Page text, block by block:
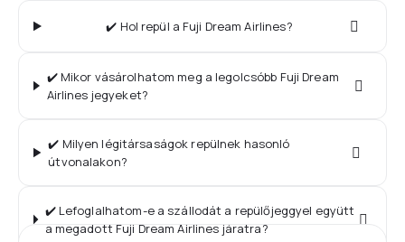
✔️ Hol repül a Fuji Dream Airlines?
✔️ Mikor vásárolhatom meg a legolcsóbb Fuji Dream
Airlines jegyeket?
✔️ Milyen légitársaságok repülnek hasonló
útvonalakon?
✔️ Lefoglalhatom-e a szállodát a repülőjeggyel együtt
a megadott Fuji Dream Airlines járatra?